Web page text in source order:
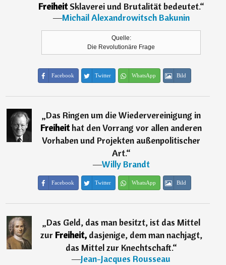
FreiheitSklaverei und Brutalität bedeutet.“
―Michail Alexandrowitsch Bakunin
Quelle:
Die Revolutionäre Frage
Facebook Twitter WhatsApp Bild
„Das Ringen um die Wiedervereinigung in
Freiheithat den Vorrang vor allen anderen
Vorhaben und Projekten außenpolitischer
Art.“
―Willy Brandt
Facebook Twitter WhatsApp Bild
„Das Geld, das man besitzt, ist das Mittel
zur Freiheit,dasjenige, dem man nachjagt,
das Mittel zur Knechtschaft.“
―Jean-Jacques Rousseau